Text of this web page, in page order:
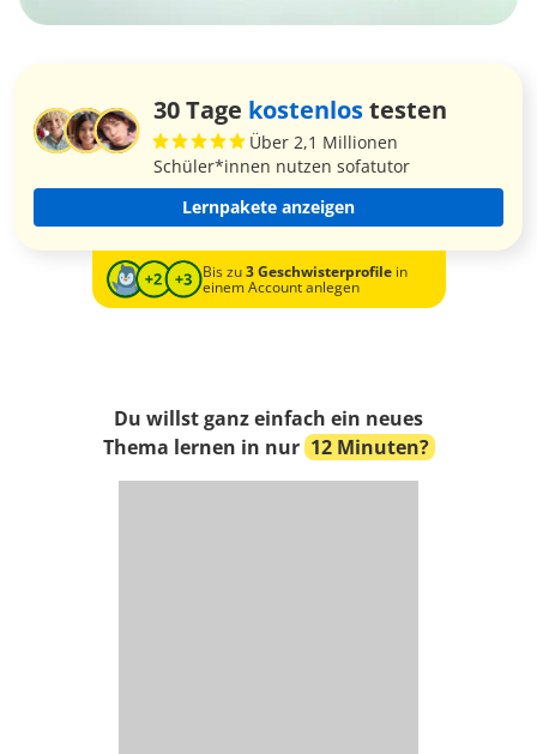
30 Tage kostenlostesten
Über 2,1 Millionen
Schüler*innen nutzen sofatutor
Lernpakete anzeigen
Bis zu3 Geschwisterprofilein
einem Account anlegen
Du willst ganz einfach ein neues
Thema lernen in nur 12 Minuten?